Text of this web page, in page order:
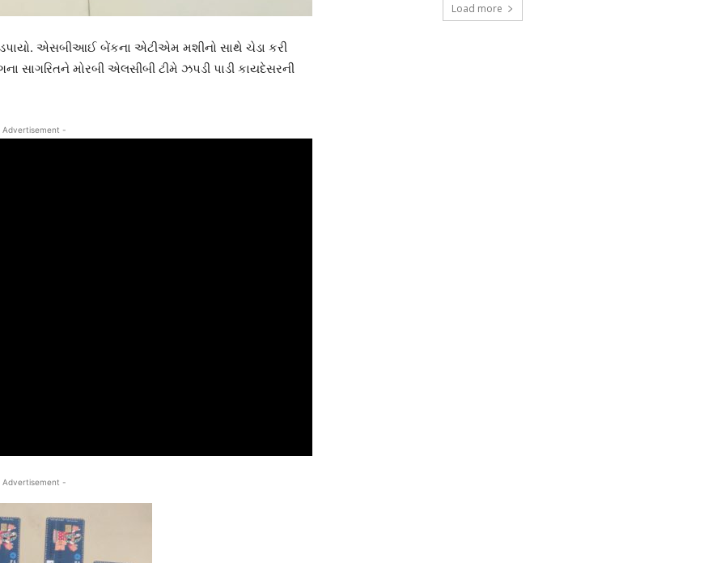
એસબીઆઈ બેંકના એટીએમ મશીનો સાથે ચેડા કરી
સાગરિતને મોરબી એલસીબી ટીમે ઝપડી પાડી કાયદેસરની
-
-
Load more